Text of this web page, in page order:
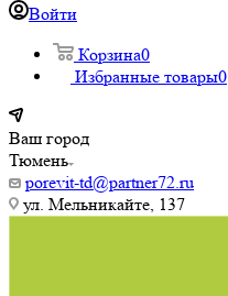
Войти
Корзина0
Избранные товары0
Ваш город
Тюмень
porevit-td@partner72.ru
ул. Мельникайте, 137